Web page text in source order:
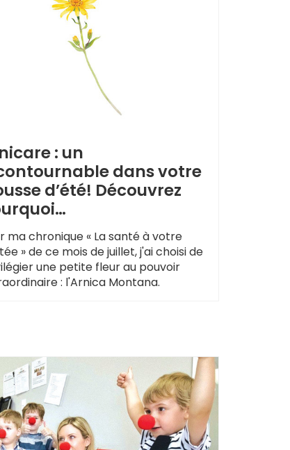
: un
dans votre
d’été! Découvrez
ma chronique « La santé à votre
» de ce mois de juillet, j'ai choisi de
une petite fleur au pouvoir
: l'Arnica Montana.